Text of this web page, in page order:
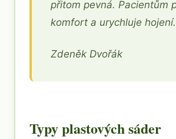
přitom pevná. Pacientům
komfort a urychluje hojení.
Zdeněk Dvořák
Typy plastových sáder